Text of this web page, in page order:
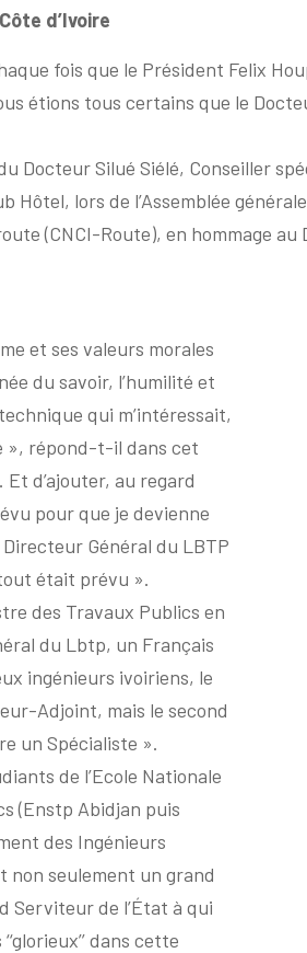
d’Ivoire
fois que le Président Felix
étions tous certains que le
Docteur Silué Siélé, Conseiller
Hôtel, lors de l’Assemblée
(CNCI-Route), en hommage
et ses valeurs morales
du savoir, l’humilité et
qui m’intéressait,
», répond-t-il dans cet
d’ajouter, au regard
pour que je devienne
Général du LBTP
était prévu ».
des Travaux Publics en
du Lbtp, un Français
ingénieurs ivoiriens, le
Adjoint, mais le second
un Spécialiste ».
de l’Ecole Nationale
(Enstp Abidjan puis
des Ingénieurs
non seulement un grand
Serviteur de l’État à qui
dans cette